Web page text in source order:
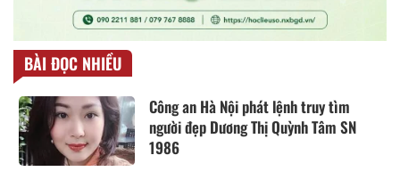
BÀI ĐỌC NHIỀU
Công an Hà Nội phát lệnh truy tìm
người đẹp Dương Thị Quỳnh Tâm SN
1986